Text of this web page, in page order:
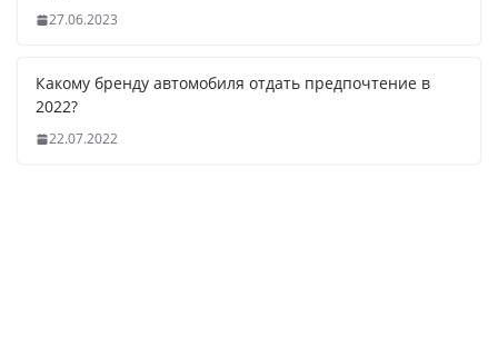
27.06.2023
Какому бренду автомобиля отдать предпочтение в
2022?
22.07.2022